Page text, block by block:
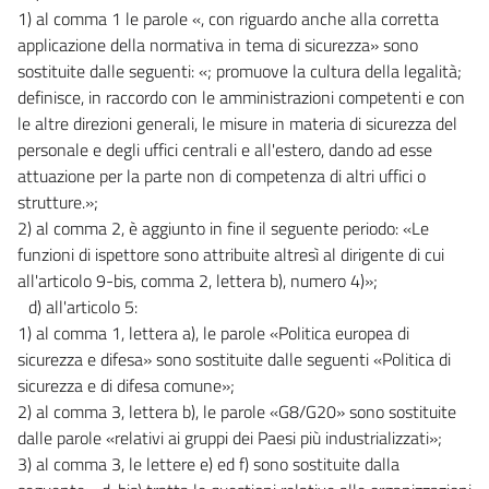
1) al comma 1 le parole «, con riguardo anche alla corretta
applicazione della normativa in tema di sicurezza» sono
sostituite dalle seguenti: «; promuove la cultura della legalità;
definisce, in raccordo con le amministrazioni competenti e con
le altre direzioni generali, le misure in materia di sicurezza del
personale e degli uffici centrali e all'estero, dando ad esse
attuazione per la parte non di competenza di altri uffici o
strutture.»;
2) al comma 2, è aggiunto in fine il seguente periodo: «Le
funzioni di ispettore sono attribuite altresì al dirigente di cui
all'articolo 9-bis, comma 2, lettera b), numero 4)»;
d) all'articolo 5:
1) al comma 1, lettera a), le parole «Politica europea di
sicurezza e difesa» sono sostituite dalle seguenti «Politica di
sicurezza e di difesa comune»;
2) al comma 3, lettera b), le parole «G8/G20» sono sostituite
dalle parole «relativi ai gruppi dei Paesi più industrializzati»;
3) al comma 3, le lettere e) ed f) sono sostituite dalla